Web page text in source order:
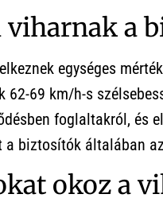
a
egységes
62-69 km/h-s
foglaltakról, és
a biztosítók általában
okoz a